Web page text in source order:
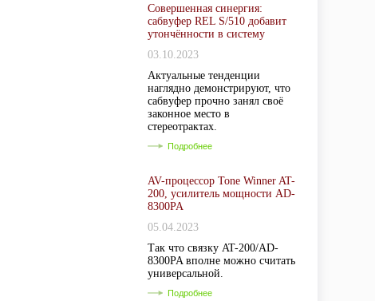
Совершенная синергия:
сабвуфер REL S/510 добавит
утончённости в систему
03.10.2023
Актуальные тенденции
наглядно демонстрируют, что
сабвуфер прочно занял своё
законное место в
стереотрактах.
Подробнее
AV-процессор Tone Winner AT-
200, усилитель мощности AD-
8300PA
05.04.2023
Так что связку AT-200/AD-
8300PA вполне можно считать
универсальной.
Подробнее